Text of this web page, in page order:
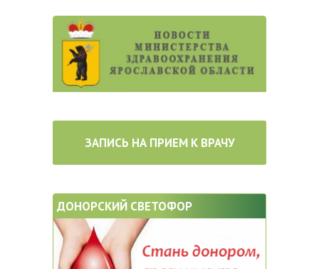
ЗАПИСЬ НА ПРИЕМ К ВРАЧУ
ДОНОРСКИЙ СВЕТОФОР